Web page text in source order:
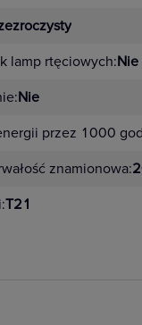
lamp rtęciowych:Nie
Nie
przez 1000
znamionowa:
T21